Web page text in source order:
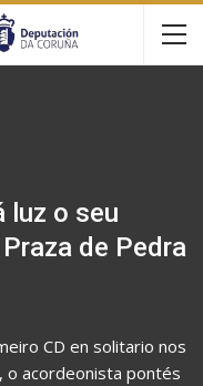
luz o seu
de Pedra
CD en solitario nos
o acordeonista pontés